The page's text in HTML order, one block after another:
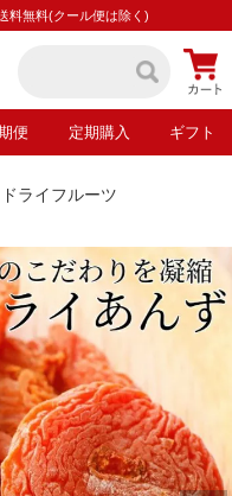
料無料(クール便は除く)
便 定期購入 ギフト
ドライフルーツ